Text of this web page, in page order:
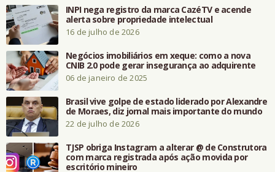
INPI nega registro da marca CazéTV e acende
alerta sobre propriedade intelectual
16 de julho de 2026
Negócios imobiliários em xeque: como a nova
CNIB 2.0 pode gerar insegurança ao adquirente
06 de janeiro de 2025
Brasil vive golpe de estado liderado por Alexandre
de Moraes, diz jornal mais importante do mundo
22 de julho de 2026
TJSP obriga Instagram a alterar @ de Construtora
com marca registrada após ação movida por
escritório mineiro